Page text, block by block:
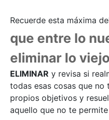
Recuerde esta máxima
que entre lo
eliminar lo
ELIMINAR y revisa si
todas esas cosas que no
propios objetivos y
aquello que no te